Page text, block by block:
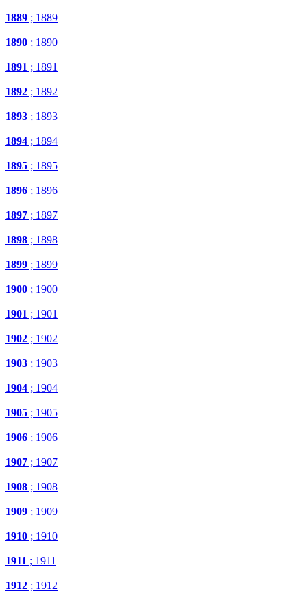
1889 ; 1889
1890 ; 1890
1891 ; 1891
1892 ; 1892
1893 ; 1893
1894 ; 1894
1895 ; 1895
1896 ; 1896
1897 ; 1897
1898 ; 1898
1899 ; 1899
1900 ; 1900
1901 ; 1901
1902 ; 1902
1903 ; 1903
1904 ; 1904
1905 ; 1905
1906 ; 1906
1907 ; 1907
1908 ; 1908
1909 ; 1909
1910 ; 1910
1911 ; 1911
1912 ; 1912